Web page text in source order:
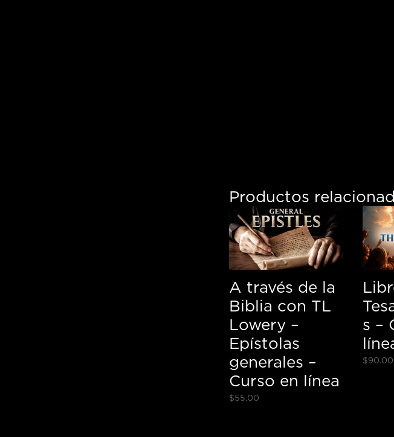
Productos
A través de la
Biblia con TL
Lowery –
Epístolas
generales –
Curso en línea
$55.00
s –
$90.00